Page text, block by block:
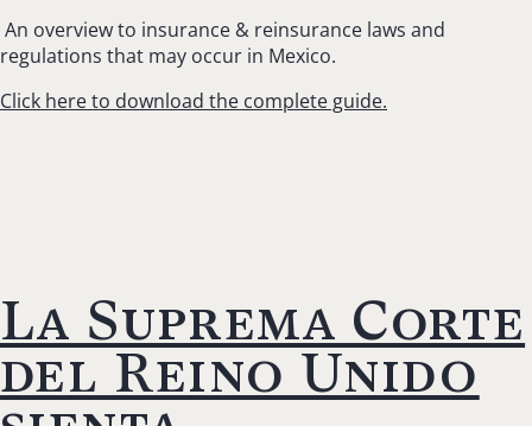
An overview to insurance & reinsurance laws and
regulations that may occur in Mexico.
Click here to download the complete guide.
La Suprema Corte
del Reino Unido